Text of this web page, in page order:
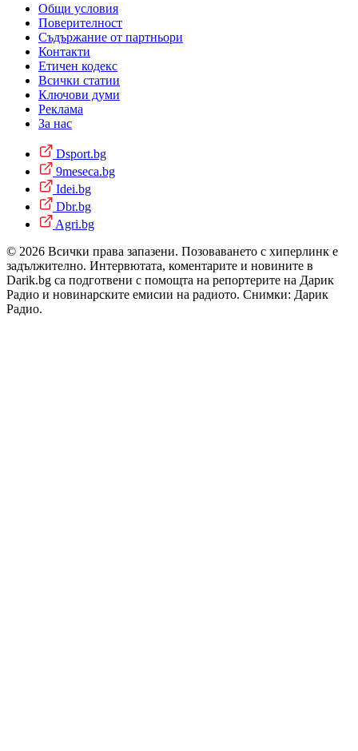
Общи условия
Поверителност
Съдържание от партньори
Контакти
Етичен кодекс
Всички статии
Ключови думи
Реклама
За нас
Dsport.bg
9meseca.bg
Idei.bg
Dbr.bg
Agri.bg
© 2026 Всички права запазени. Позоваването с хиперлинк е
задължително. Интервютата, коментарите и новините в
Darik.bg са подготвени с помощта на репортерите на Дарик
Радио и новинарските емисии на радиото. Снимки: Дарик
Радио.